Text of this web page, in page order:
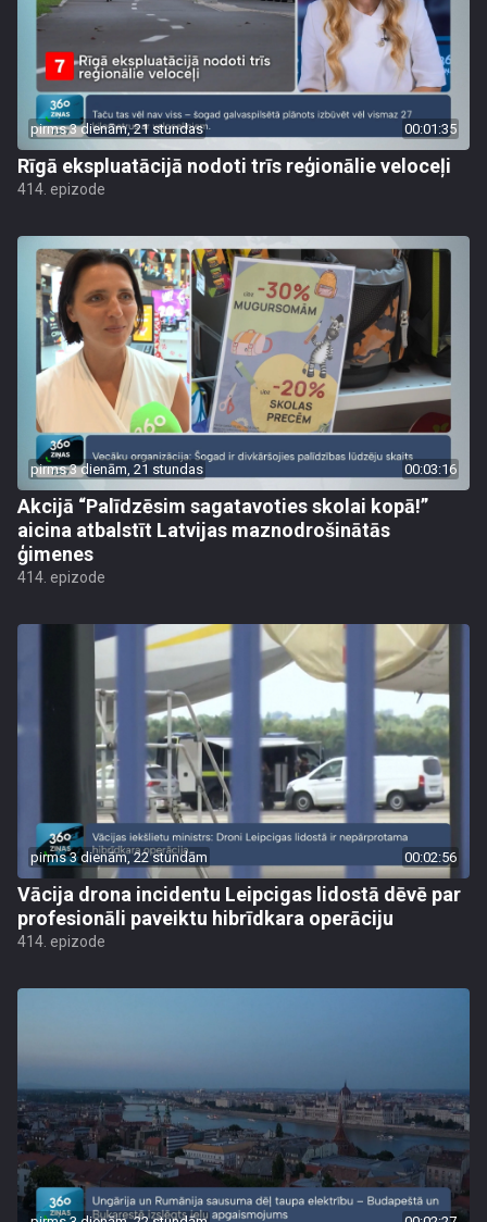
pirms 3 dienām, 21 stundas 00:01:35
Rīgā ekspluatācijā nodoti trīs reģionālie veloceļi
414. epizode
pirms 3 dienām, 21 stundas 00:03:16
Akcijā “Palīdzēsim sagatavoties skolai kopā!”
aicina atbalstīt Latvijas maznodrošinātās
ģimenes
414. epizode
pirms 3 dienām, 22 stundām 00:02:56
Vācija drona incidentu Leipcigas lidostā dēvē par
profesionāli paveiktu hibrīdkara operāciju
414. epizode